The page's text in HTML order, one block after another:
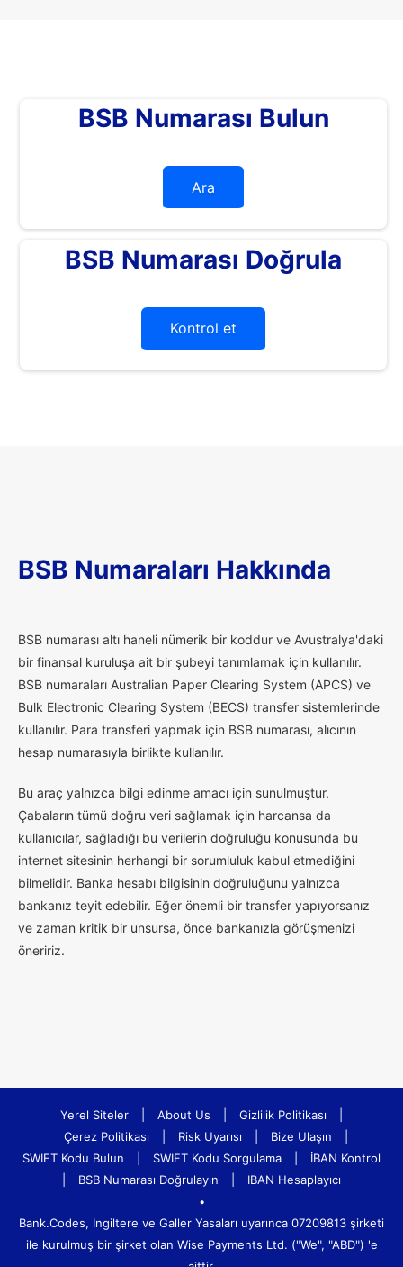
BSB Numarası Bulun
Ara
BSB Numarası Doğrula
Kontrol et
BSB Numaraları Hakkında
BSB numarası altı haneli nümerik bir koddur ve Avustralya'daki
bir finansal kuruluşa ait bir şubeyi tanımlamak için kullanılır.
BSB numaraları Australian Paper Clearing System (APCS) ve
Bulk Electronic Clearing System (BECS) transfer sistemlerinde
kullanılır. Para transferi yapmak için BSB numarası, alıcının
hesap numarasıyla birlikte kullanılır.
Bu araç yalnızca bilgi edinme amacı için sunulmuştur.
Çabaların tümü doğru veri sağlamak için harcansa da
kullanıcılar, sağladığı bu verilerin doğruluğu konusunda bu
internet sitesinin herhangi bir sorumluluk kabul etmediğini
bilmelidir. Banka hesabı bilgisinin doğruluğunu yalnızca
bankanız teyit edebilir. Eğer önemli bir transfer yapıyorsanız
ve zaman kritik bir unsursa, önce bankanızla görüşmenizi
öneririz.
Yerel Siteler About Us Gizlilik Politikası
Çerez Politikası
Risk Uyarısı Bize Ulaşın
SWIFT Kodu Bulun
SWIFT Kodu Sorgulama
İBAN Kontrol
BSB Numarası Doğrulayın
IBAN Hesaplayıcı
•
Bank.Codes, İngiltere ve Galler Yasaları uyarınca 07209813 şirketi
ile kurulmuş bir şirket olan Wise Payments Ltd. ("We", "ABD") 'e